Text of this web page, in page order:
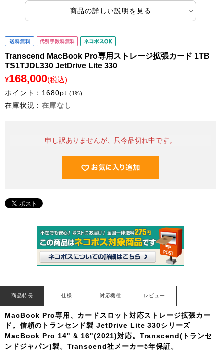
商品の詳しい説明を見る
Transcend MacBook Pro専用ストレージ拡張カード 1TB
TS1TJDL330 JetDrive Lite 330
¥168,000(税込)
ポイント： 1680pt (1%)
在庫状況： 在庫なし
申し訳ありませんが、只今品切れ中です。
商品特長 仕様 対応機種 レビュー
MacBook Pro専用、カードスロット対応ストレージ拡張カー
ド。信頼のトランセンド製 JetDrive Lite 330シリーズ
MacBook Pro 14" & 16"(2021)対応。Transcend(トランセ
ンドジャパン)製。Transcend社メーカー5年保証。